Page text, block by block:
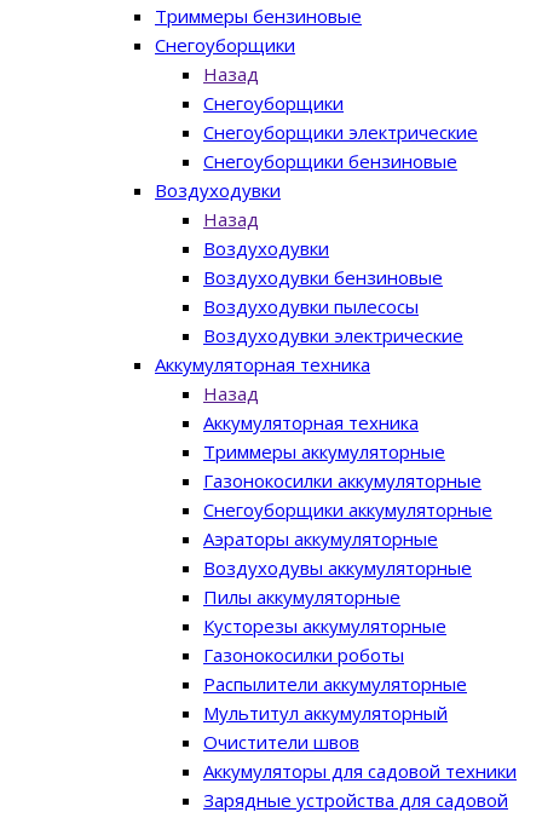
Триммеры бензиновые
Снегоуборщики
Назад
Снегоуборщики
Снегоуборщики электрические
Снегоуборщики бензиновые
Воздуходувки
Назад
Воздуходувки
Воздуходувки бензиновые
Воздуходувки пылесосы
Воздуходувки электрические
Аккумуляторная техника
Назад
Аккумуляторная техника
Триммеры аккумуляторные
Газонокосилки аккумуляторные
Снегоуборщики аккумуляторные
Аэраторы аккумуляторные
Воздуходувы аккумуляторные
Пилы аккумуляторные
Кусторезы аккумуляторные
Газонокосилки роботы
Распылители аккумуляторные
Мультитул аккумуляторный
Очистители швов
Аккумуляторы для садовой техники
Зарядные устройства для садовой